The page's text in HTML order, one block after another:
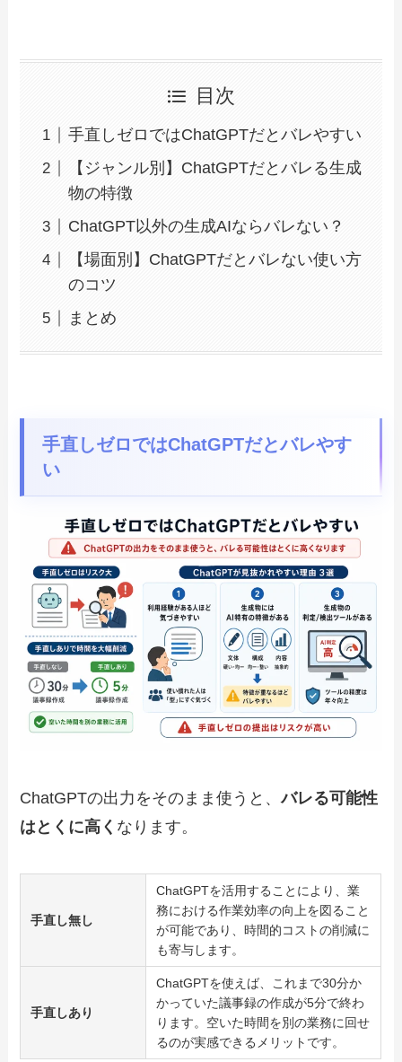
目次
手直しゼロではChatGPTだとバレやすい
【ジャンル別】ChatGPTだとバレる生成
物の特徴
ChatGPT以外の生成AIならバレない？
【場面別】ChatGPTだとバレない使い方
のコツ
まとめ
手直しゼロではChatGPTだとバレやす
い
ChatGPTの出力をそのまま使うと、バレる可能性
はとくに高く なります。
手直し無し
ChatGPTを活用することにより、業
務における作業効率の向上を図ること
が可能であり、時間的コストの削減に
も寄与します。
手直しあり
ChatGPTを使えば、これまで30分か
かっていた議事録の作成が5分で終わ
ります。空いた時間を別の業務に回せ
るのが実感できるメリットです。